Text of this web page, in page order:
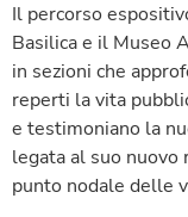
Il percorso
Basilica e il Museo
in sezioni che
reperti la vita
e testimoniano la
legata al suo
punto nodale delle